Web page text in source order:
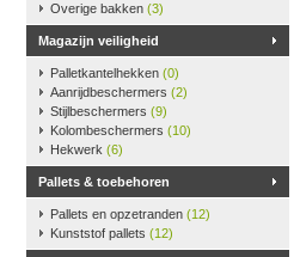
Overige bakken (3)
Magazijn veiligheid
Palletkantelhekken (0)
Aanrijdbeschermers (2)
Stijlbeschermers (9)
Kolombeschermers (10)
Hekwerk (6)
Pallets & toebehoren
Pallets en opzetranden (12)
Kunststof pallets (12)